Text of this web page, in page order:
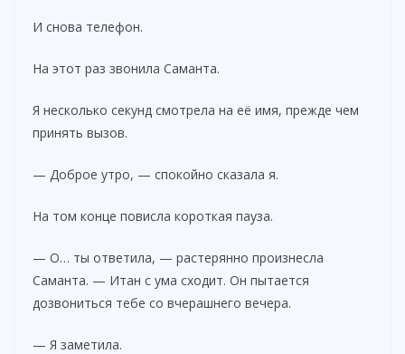
И снова телефон.
На этот раз звонила Саманта.
Я несколько секунд смотрела на её имя, прежде чем
принять вызов.
— Доброе утро, — спокойно сказала я.
На том конце повисла короткая пауза.
— О… ты ответила, — растерянно произнесла
Саманта. — Итан с ума сходит. Он пытается
дозвониться тебе со вчерашнего вечера.
— Я заметила.